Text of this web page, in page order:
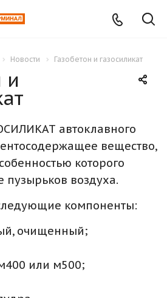
Новости Газобетон и газосиликат
и
автоклавного
вещество,
которого
пузырьков воздуха.
компоненты:
очищенный;
или м500;